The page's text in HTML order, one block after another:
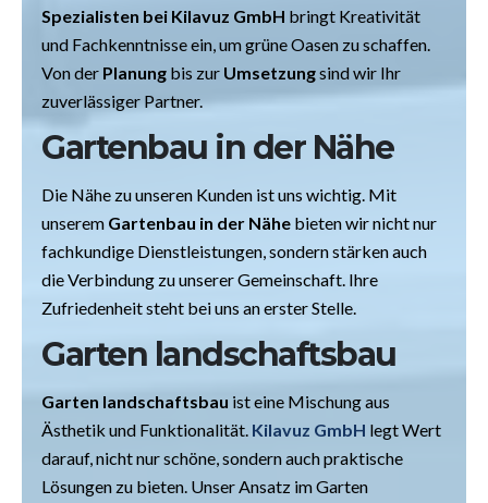
Spezialisten bei Kilavuz GmbH bringt Kreativität
und Fachkenntnisse ein, um grüne Oasen zu schaffen.
Von der Planung bis zur Umsetzungsind wir Ihr
zuverlässiger Partner.
Gartenbau in der Nähe
Die Nähe zu unseren Kunden ist uns wichtig. Mit
unserem Gartenbau in der Nähe bieten wir nicht nur
fachkundige Dienstleistungen, sondern stärken auch
die Verbindung zu unserer Gemeinschaft. Ihre
Zufriedenheit steht bei uns an erster Stelle.
Garten landschaftsbau
Garten landschaftsbau ist eine Mischung aus
Ästhetik und Funktionalität. Kilavuz GmbH legt Wert
darauf, nicht nur schöne, sondern auch praktische
Lösungen zu bieten. Unser Ansatz im Garten